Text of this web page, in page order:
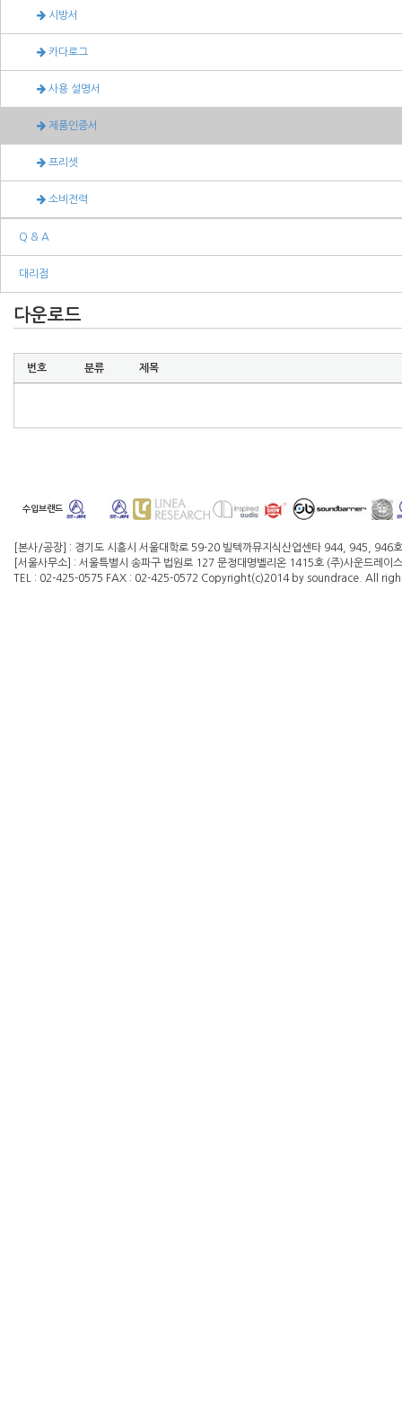
시방서
카다로그
사용 설명서
제품인증서
프리셋
소비전력
Q & A
대리점
다운로드
번호 분류 제목
수입브랜드
[본사/공장] : 경기도 시흥시 서울대학로 59-20 빌텍까뮤지식산업센타 944, 945, 946호
[서울사무소] : 서울특별시 송파구 법원로 127 문정대명벨리온 1415호 (주)사운드레
TEL : 02-425-0575 FAX : 02-425-0572 Copyright(c)2014 by soundrace. All